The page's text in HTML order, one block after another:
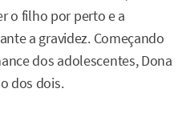
o filho por perto e a
a gravidez. Começando
dos adolescentes, Dona
dos dois.